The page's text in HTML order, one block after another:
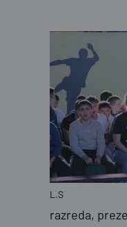
L.S
razreda,